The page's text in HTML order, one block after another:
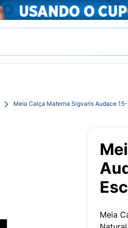
Meia Calça Materna Sigvaris Audace
Meia